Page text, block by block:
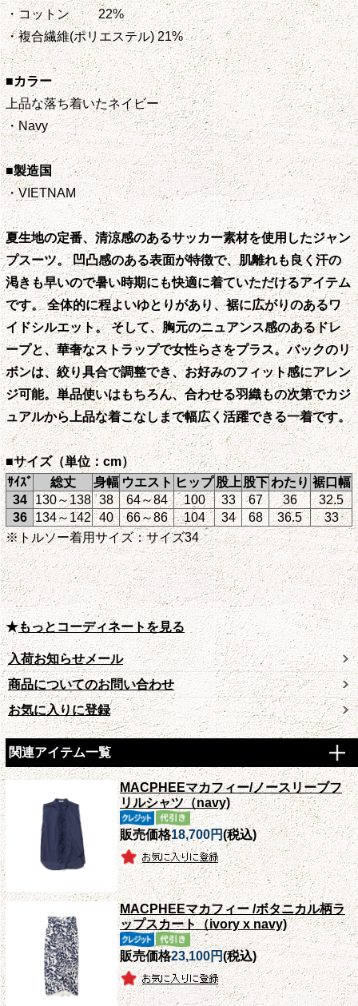
・コットン 22%
・複合繊維(ポリエステル) 21%
■カラー
上品な落ち着いたネイビー
・Navy
■製造国
・VIETNAM
夏生地の定番、清涼感のあるサッカー素材を使用したジャン
プスーツ。 凹凸感のある表面が特徴で、肌離れも良く汗の
渇きも早いので暑い時期にも快適に着ていただけるアイテム
です。 全体的に程よいゆとりがあり、裾に広がりのあるワ
イドシルエット。 そして、胸元のニュアンス感のあるドレ
ープと、華奢なストラップで女性らさをプラス。バックのリ
ボンは、絞り具合で調整でき、お好みのフィット感にアレン
ジ可能。単品使いはもちろん、合わせる羽織もの次第でカジ
ュアルから上品な着こなしまで幅広く活躍できる一着です。
■サイズ（単位：cm）
ｻｲｽﾞ
総丈 身幅 ウエスト ヒップ 股上 股下 わたり 裾口幅
34 130～138 38 64～84 100 33 67 36
32.5
36 134～142 40 66～86 104 34 68 36.5
33
※トルソー着用サイズ：サイズ34
★もっとコーディネートを見る
入荷お知らせメール
商品についてのお問い合わせ
お気に入りに登録
関連アイテム一覧
MACPHEEマカフィー/ノースリーブフ
リルシャツ（navy)
販売価格18,700円(税込)
MACPHEEマカフィー /ボタニカル柄ラ
ップスカート（ivory x navy)
販売価格23,100円(税込)